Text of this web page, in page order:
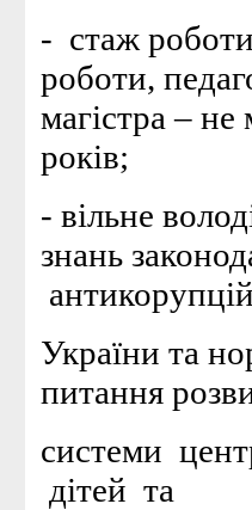
- стаж
роботи,
магістра –
років;
- вільне
знань
України та
питання
системи
дітей та